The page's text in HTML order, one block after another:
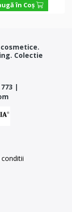
în Coş
Colectie
|